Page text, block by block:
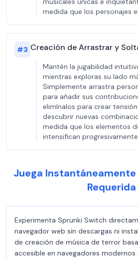
medida que los personajes
#3 Creación de Arrastrar y
Mantén la jugabilidad
mientras exploras su lado
Simplemente arrastra
para añadir sus
elimínalos para crear
descubrir nuevas
medida que los elementos
intensifican
Juega
Requerida
Experimenta Sprunki Switch
navegador web sin descargas ni
de creación de música de terror
accesible en navegadores